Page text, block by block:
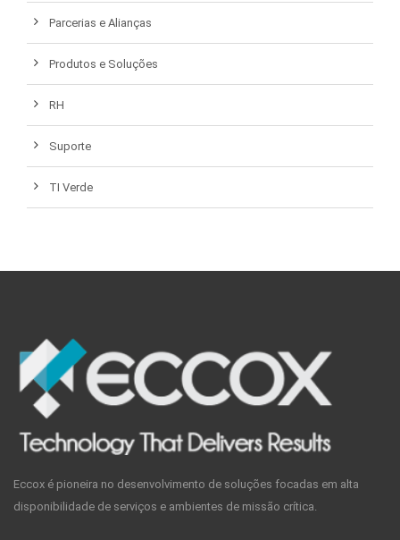
Parcerias e Alianças
Produtos e Soluções
RH
Suporte
TI Verde
Eccox é pioneira no desenvolvimento de soluções focadas em alta
disponibilidade de serviços e ambientes de missão crítica.